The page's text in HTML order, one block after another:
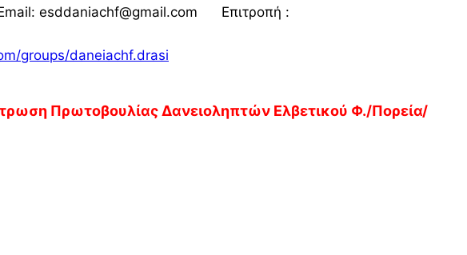
esddaniachf@gmail.com Επιτροπή :
groups/daneiachf.drasi
Πρωτοβουλίας Δανειοληπτών Ελβετικού Φ./Πορεία/